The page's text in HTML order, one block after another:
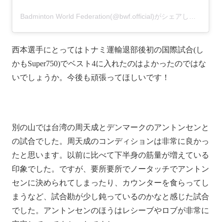
西本選手にとってはトナミ運輸退部後初の国際試合(し
かもSuper750)でベスト4に入れたのはよかったのではな
いでしょうか。今後も頑張ってほしいです！
別の山では台湾の周天成とデンマークのアントンセンと
の試合でした。周天成のコンディションは非常に良かっ
たと思います。以前に比べて下半身の筋量が増えている
印象でした。ですが、要所要所でノータッチでアントン
センに決められてしまったり、カウンターを食らってし
まうなど、試合勘が少し鈍っているのかなと感じた試合
でした。アントンセンのほうはレシーブやロブが非常に